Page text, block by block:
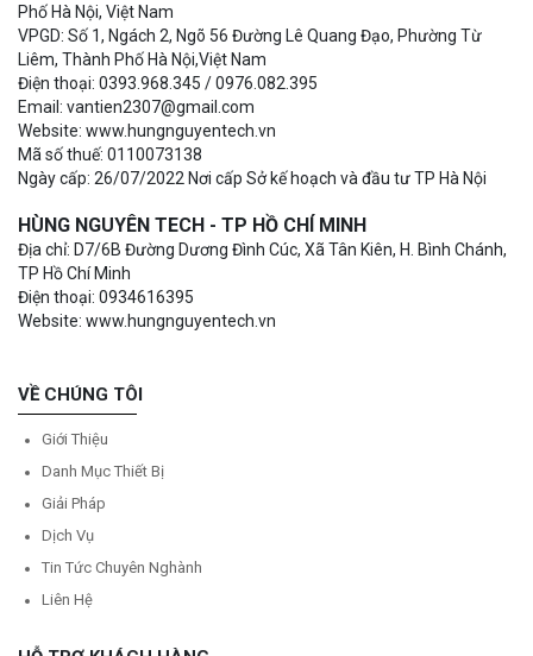
Phố Hà Nội, Việt Nam
VPGD: Số 1, Ngách 2, Ngõ 56 Đường Lê Quang Đạo, Phường Từ
Liêm, Thành Phố Hà Nội,Việt Nam
Điện thoại: 0393.968.345 / 0976.082.395
Email: vantien2307@gmail.com
Website: www.hungnguyentech.vn
Mã số thuế: 0110073138
Ngày cấp: 26/07/2022 Nơi cấp Sở kế hoạch và đầu tư TP Hà Nội
HÙNG NGUYÊN TECH - TP HỒ CHÍ MINH
Địa chỉ: D7/6B Đường Dương Đình Cúc, Xã Tân Kiên, H. Bình Chánh,
TP Hồ Chí Minh
Điện thoại: 0934616395
Website: www.hungnguyentech.vn
VỀ CHÚNG TÔI
Giới Thiệu
Danh Mục Thiết Bị
Giải Pháp
Dịch Vụ
Tin Tức Chuyên Nghành
Liên Hệ